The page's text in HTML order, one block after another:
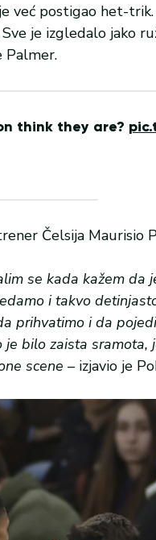
već postigao het-
je izgledalo jako
Palmer.
think they are?
Čelsija Maurisio
se kada kažem
i takvo
prihvatimo i da
bilo zaista
scene – izjavio je